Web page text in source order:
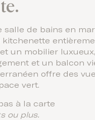
salle de bains en
kitchenette
un mobilier
et un balcon
offre des
vert.
à la carte
ou plus.